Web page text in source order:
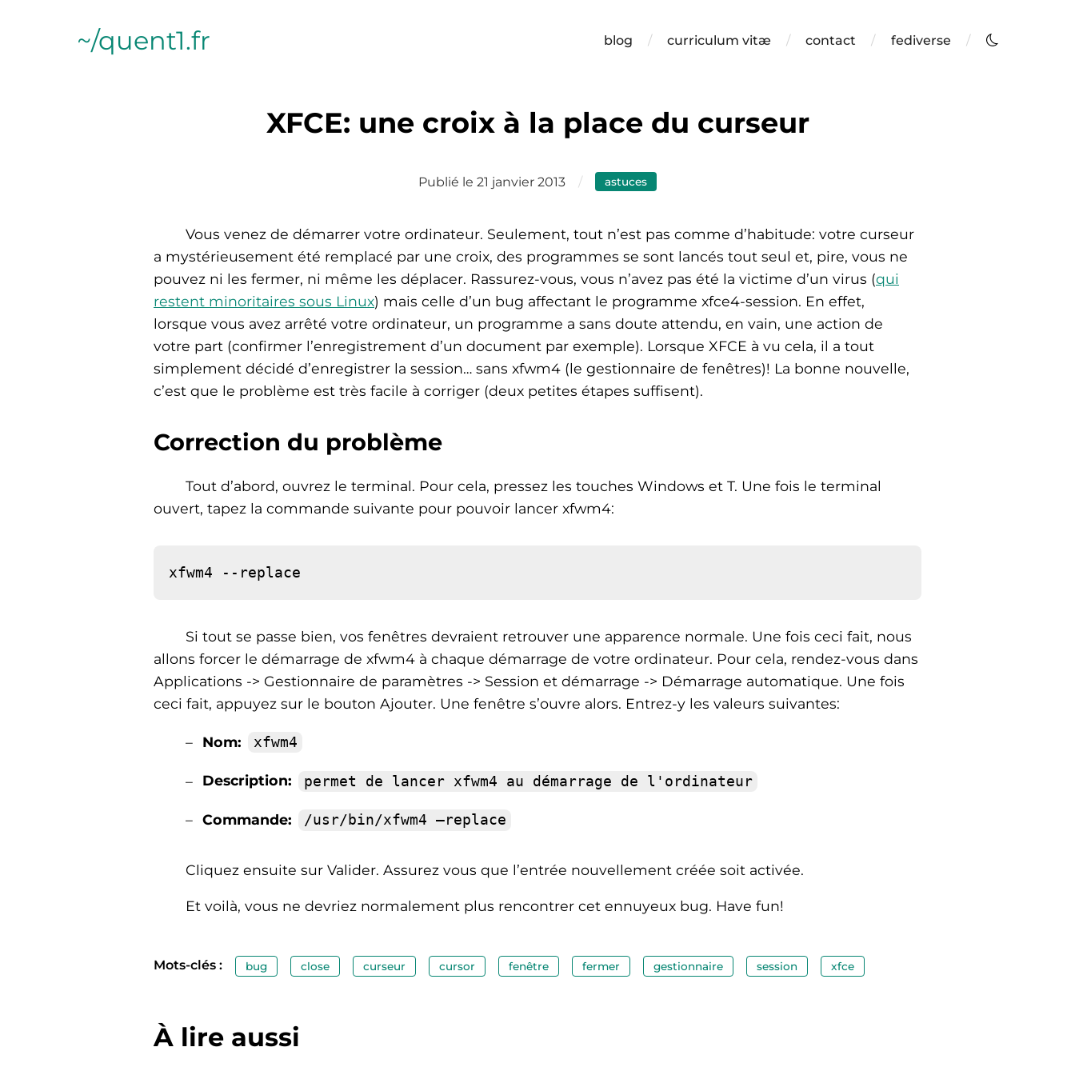
~/quent1.fr blog curriculum vitæ contact fediverse
XFCE: une croix à la place du curseur
Publié le 21 janvier 2013 astuces
Vous venez de démarrer votre ordinateur. Seulement, tout n’est pas comme d’habitude: votre curseur
a mystérieusement été remplacé par une croix, des programmes se sont lancés tout seul et, pire, vous ne
pouvez ni les fermer, ni même les déplacer. Rassurez-vous, vous n’avez pas été la victime d’un virus (qui
restent minoritaires sous Linux) mais celle d’un bug affectant le programme xfce4-session. En effet,
lorsque vous avez arrêté votre ordinateur, un programme a sans doute attendu, en vain, une action de
votre part (confirmer l’enregistrement d’un document par exemple). Lorsque XFCE à vu cela, il a tout
simplement décidé d’enregistrer la session… sans xfwm4 (le gestionnaire de fenêtres)! La bonne nouvelle,
c’est que le problème est très facile à corriger (deux petites étapes suffisent).
Correction du problème
Tout d’abord, ouvrez le terminal. Pour cela, pressez les touches Windows et T. Une fois le terminal
ouvert, tapez la commande suivante pour pouvoir lancer xfwm4:
Si tout se passe bien, vos fenêtres devraient retrouver une apparence normale. Une fois ceci fait, nous
allons forcer le démarrage de xfwm4 à chaque démarrage de votre ordinateur. Pour cela, rendez-vous dans
Applications -> Gestionnaire de paramètres -> Session et démarrage -> Démarrage automatique. Une fois
ceci fait, appuyez sur le bouton Ajouter. Une fenêtre s’ouvre alors. Entrez-y les valeurs suivantes:
Nom: xfwm4
Description: permet de lancer xfwm4 au démarrage de l'ordinateur
Commande: /usr/bin/xfwm4 –replace
Cliquez ensuite sur Valider. Assurez vous que l’entrée nouvellement créée soit activée.
Et voilà, vous ne devriez normalement plus rencontrer cet ennuyeux bug. Have fun!
Mots-clés : bug close curseur cursor fenêtre fermer gestionnaire session xfce
À lire aussi